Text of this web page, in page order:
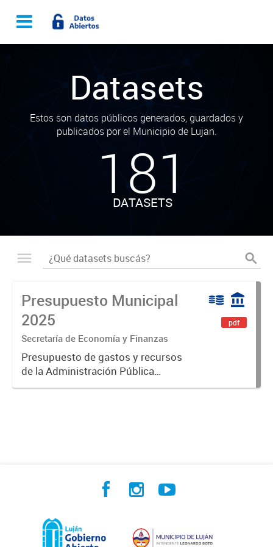
Datasets
Estos son datos públicos generados, guardados y
publicados por el Municipio de Lujan.
181
DATASETS
Presupuesto Municipal
2025
Secretaría de Economía y Finanzas
Presupuesto de gastos y recursos
de la Administración Pública
Municipal para el ejercicio 2025.
pdf